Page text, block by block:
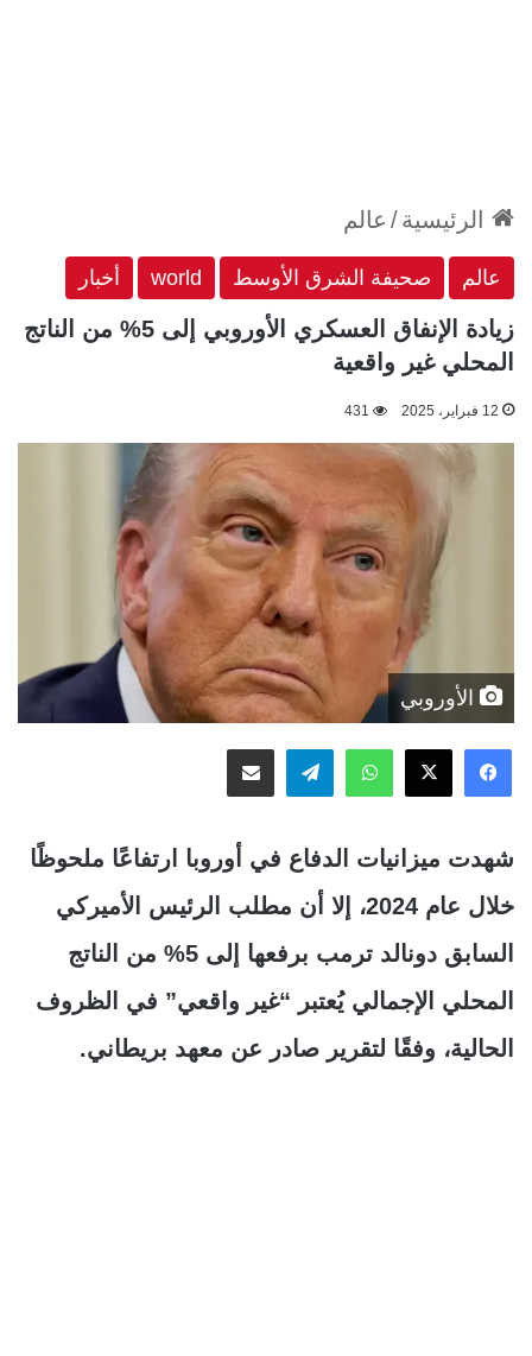
الرئيسية/ عالم
عالم صحيفة الشرق الأوسط world أخبار
زيادة الإنفاق العسكري الأوروبي إلى 5% من الناتج
المحلي غير واقعية
12 فبراير، 2025 431
الأوروبي
فيسبوك
‫X واتسابتيلقراممشاركة عبر البريد
شهدت ميزانيات الدفاع في أوروبا ارتفاعًا ملحوظًا
خلال عام 2024، إلا أن مطلب الرئيس الأميركي
السابق دونالد ترمب برفعها إلى 5% من الناتج
المحلي الإجمالي يُعتبر “غير واقعي” في الظروف
الحالية، وفقًا لتقرير صادر عن معهد بريطاني.